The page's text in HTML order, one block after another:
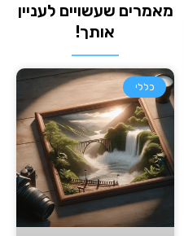
מאמרים שעשויים לעניין
אותך!
כללי